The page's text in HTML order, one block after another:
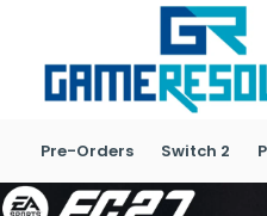
Pre-Orders Switch 2